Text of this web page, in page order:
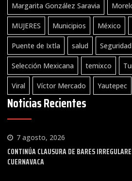
Margarita González Saravia
MUJERES Municipios México
Puente de Ixtla salud Seguridad
Selección Mexicana temixco
Viral Víctor Mercado Yautepec
Noticias Recientes
7 agosto, 2026
CONTINÚA CLAUSURA DE BARES
CUERNAVACA